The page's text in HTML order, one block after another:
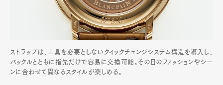
ストラップは、工具を必要としないクイックチェンジシステム構造を導入し、
バックルとともに指先だけで容易に交換可能。その日のファッションやシー
ンに合わせて異なるスタイルが楽しめる。